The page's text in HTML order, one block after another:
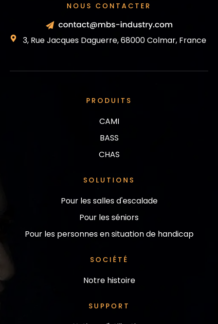
NOUS CONTACTER
3, Rue Jacques Daguerre, 68000 Colmar, France
PRODUITS
CAMI
BASS
CHAS
SOLUTIONS
Pour les salles d'escalade
Pour les séniors
Pour les personnes en situation de handicap
SOCIÉTÉ
Notre histoire
SUPPORT